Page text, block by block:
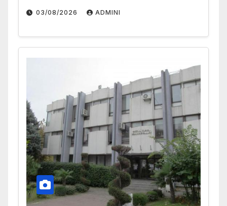
03/08/2026 ADMINI